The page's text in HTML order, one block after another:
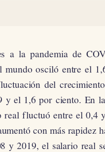
a la pandemia de
mundo osciló entre el
del
el 1,6 por ciento. En
fluctuó entre el 0,4
con más rapidez
y 2019, el salario real